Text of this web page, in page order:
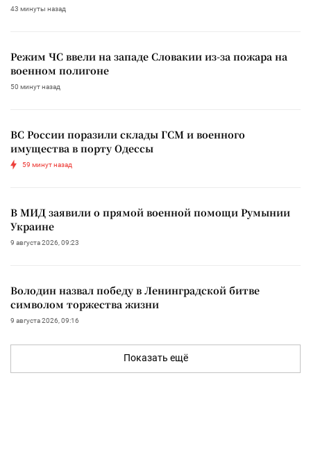
43 минуты назад
Режим ЧС ввели на западе Словакии из-за пожара на
военном полигоне
50 минут назад
ВС России поразили склады ГСМ и военного
имущества в порту Одессы
59 минут назад
В МИД заявили о прямой военной помощи Румынии
Украине
9 августа 2026, 09:23
Володин назвал победу в Ленинградской битве
символом торжества жизни
9 августа 2026, 09:16
Показать ещё